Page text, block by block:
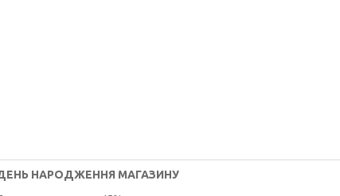
НАРОДЖЕННЯ МАГАЗИНУ